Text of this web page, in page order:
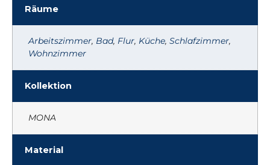
Räume
Arbeitszimmer, Bad, Flur, Küche, Schlafzimmer,
Wohnzimmer
Kollektion
MONA
Material